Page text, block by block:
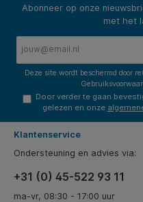
Abonneer op onze
met het
Deze site wordt beschermd door
Door verder te gaan
gelezen en onze
Klantenservice
Ondersteuning en advies via:
+31 (0) 45-522 93 11
ma-vr, 08:30 - 17:00 uur